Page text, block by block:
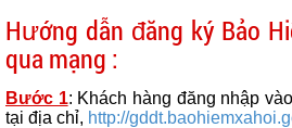
Hướng dẫn đăng ký Bảo
qua mạng :
Bước 1: Khách hàng đăng nhập
tại địa chỉ, http://